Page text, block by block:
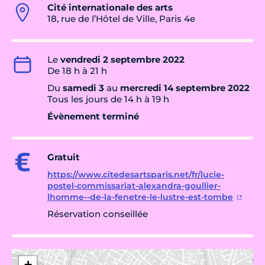
Cité internationale des arts
18, rue de l’Hôtel de Ville, Paris 4e
Le vendredi 2 septembre 2022
De 18 h à 21 h
Du samedi 3 au mercredi 14 septembre 2022
Tous les jours de 14 h à 19 h
Évènement terminé
Gratuit
https://www.citedesartsparis.net/fr/lucie-
postel-commissariat-alexandra-goullier-
lhomme--de-la-fenetre-le-lustre-est-tombe
Réservation conseillée